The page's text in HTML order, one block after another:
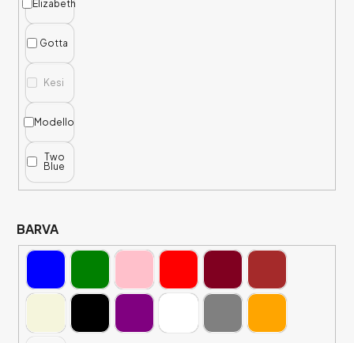
Elizabeth
Gotta
Kesi
Modello
Two
Blue
BARVA